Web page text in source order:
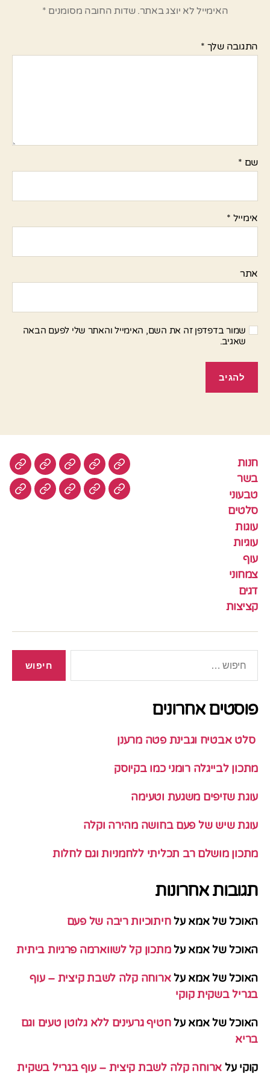
האימייל לא יוצג באתר. שדות החובה מסומנים *
התגובה שלך *
שם *
אימייל *
אתר
שמור בדפדפן זה את השם, האימייל והאתר שלי לפעם הבאה
שאגיב.
חנות
בשר
טבעוני
סלטים
עוגות
עוגיות
עוף
צמחוני
דגים
קציצות
חנות בשר טבעוניסלטים
עוגיותעוף צמחונידגים
פוסטים אחרונים
סלט אבטיח וגבינת פטה מרענן
מתכון לבייגלה רומני כמו בקיוסק
עוגת שזיפים משגעת וטעימה
עוגת שיש של פעם בחושה מהירה וקלה
מתכון מושלם רב תכליתי ללחמניות וגם לחלות
תגובות אחרונות
האוכל של אמא עלחיתוכיות ריבה של פעם
האוכל של אמא עלמתכון קל לשווארמה פרגיות ביתית
האוכל של אמא עלארוחה קלה לשבת קיצית – עוף
בגריל בשקית קוקי
האוכל של אמא עלחטיף גרעינים ללא גלוטן טעים וגם
בריא
קוקי על ארוחה קלה לשבת קיצית – עוף בגריל בשקית